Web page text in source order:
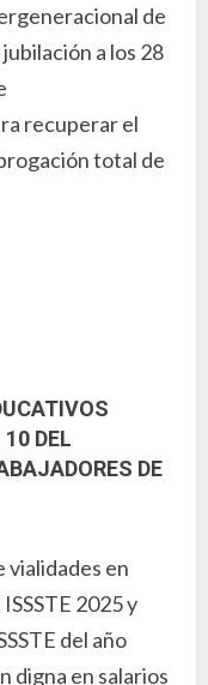
de
a los 28
recuperar el
total de
DEL
DE
vialidades en
2025 y
del año
digna en salarios